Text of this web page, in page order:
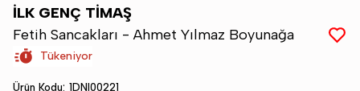
İLK GENÇ TİMAŞ
Fetih Sancakları - Ahmet Yılmaz Boyunağa
Tükeniyor
Ürün Kodu: 1DNI00221